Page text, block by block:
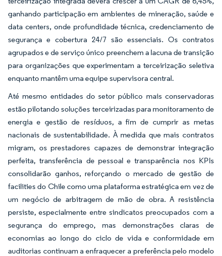
ganhando participação em ambientes de mineração, saúde e
data centers, onde profundidade técnica, credenciamento de
segurança e cobertura 24/7 são essenciais. Os contratos
agrupados e de serviço único preenchem a lacuna de transição
para organizações que experimentam a terceirização seletiva
enquanto mantêm uma equipe supervisora central.
Até mesmo entidades do setor público mais conservadoras
estão pilotando soluções terceirizadas para monitoramento de
energia e gestão de resíduos, a fim de cumprir as metas
nacionais de sustentabilidade. À medida que mais contratos
migram, os prestadores capazes de demonstrar integração
perfeita, transferência de pessoal e transparência nos KPIs
consolidarão ganhos, reforçando o mercado de gestão de
facilities do Chile como uma plataforma estratégica em vez de
um negócio de arbitragem de mão de obra. A resistência
persiste, especialmente entre sindicatos preocupados com a
segurança do emprego, mas demonstrações claras de
economias ao longo do ciclo de vida e conformidade em
auditorias continuam a enfraquecer a preferência pelo modelo